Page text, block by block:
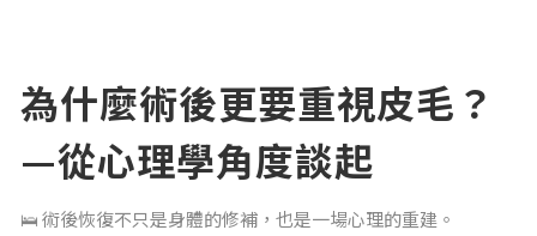
一、喝乳牛的初乳就可以補充人體所需的乳鐵蛋白？市售的牛
乳都為一般常乳而非初乳，而市售牛乳的乳鐵蛋白含量，每公
升只有20
為什麼術後更要重視皮毛？
—從心理學角度談起
🛌 術後恢復不只是身體的修補，也是一場心理的重建。